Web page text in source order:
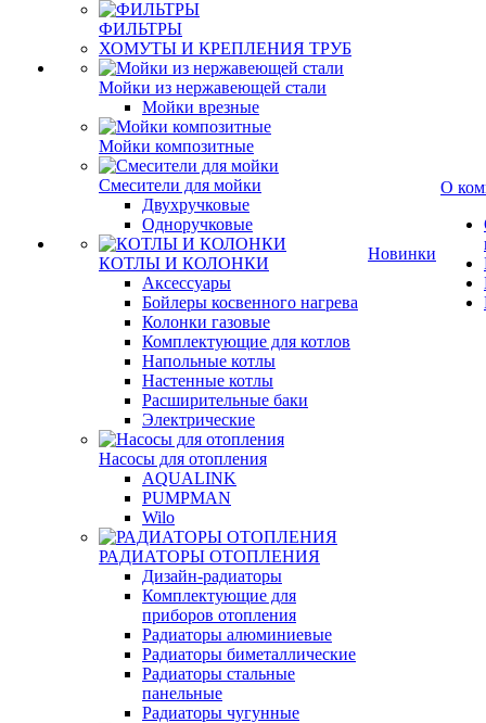
ФИЛЬТРЫ
ХОМУТЫ И КРЕПЛЕНИЯ ТРУБ
Мойки из нержавеющей стали
Мойки врезные
Мойки композитные
Смесители для мойки
Двухручковые
Одноручковые
КОТЛЫ И КОЛОНКИ
Аксессуары
Бойлеры косвенного нагрева
Колонки газовые
Комплектующие для котлов
Напольные котлы
Настенные котлы
Расширительные баки
Электрические
Насосы для отопления
AQUALINK
PUMPMAN
Wilo
РАДИАТОРЫ ОТОПЛЕНИЯ
Дизайн-радиаторы
Комплектующие для
приборов отопления
Радиаторы алюминиевые
Радиаторы биметаллические
Радиаторы стальные
панельные
Радиаторы чугунные
Новинки
О